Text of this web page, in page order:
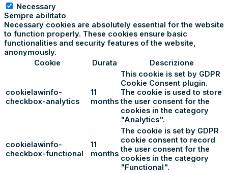
Necessary
Sempre abilitato
Necessary cookies are absolutely essential for the website
to function properly. These cookies ensure basic
functionalities and security features of the website,
anonymously.
Cookie
Durata Descrizione
cookielawinfo-
checkbox-analytics
11
months
This cookie is set by GDPR
Cookie Consent plugin.
The cookie is used to store
the user consent for the
cookies in the category
"Analytics".
cookielawinfo-
checkbox-functional
11
months
The cookie is set by GDPR
cookie consent to record
the user consent for the
cookies in the category
"Functional".